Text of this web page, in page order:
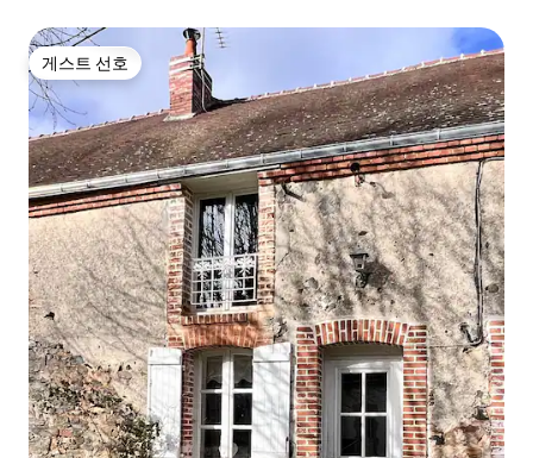
게스트 선호
게스트 선호